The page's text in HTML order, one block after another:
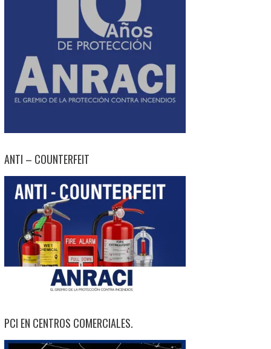
ANTI – COUNTERFEIT
PCI EN CENTROS COMERCIALES.